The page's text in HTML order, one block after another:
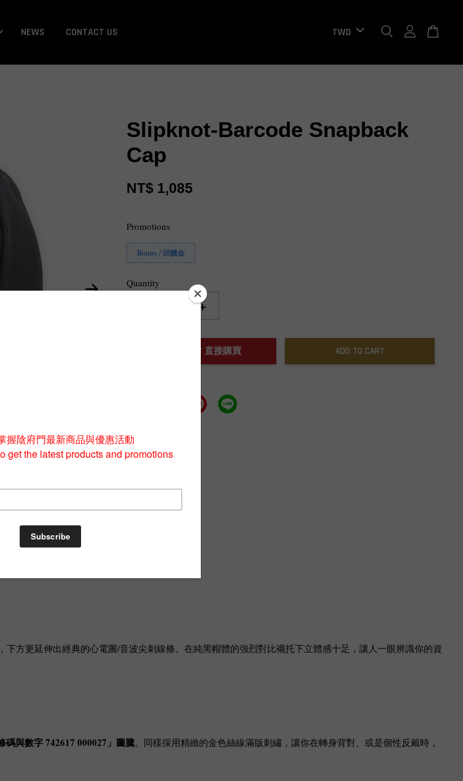
NEWS CONTACT US
Slipknot-Barcode Snapback
Cap
NT$ 1,085
Promotions
Bonus / 回饋金
Quantity
+
BUY NOW / 直接購買 ADD TO CART
motif.
方更延伸出經典的心電圖/音波尖刺線條。在純黑帽體的強烈對比襯托下立體感十足，讓人一眼辨識你的資
碼與數字 742617 000027」圖騰。同樣採用精緻的金色絲線滿版刺繡，讓你在轉身背對、或是個性反戴時，